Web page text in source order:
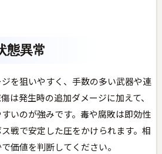
態異常
を狙いやすく、手数の多い武器や連
は発生時の追加ダメージに加えて、
いのが強みです。毒や腐敗は即効性
戦で安定した圧をかけられます。相
価値を判断してください。